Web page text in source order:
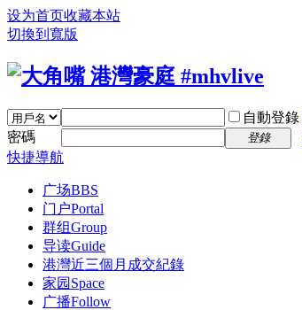
设为首页收藏本站
切換到寬版
自動登錄
密碼
登錄
快捷導航
广场BBS
门户Portal
群组Group
导读Guide
港灣近三個月成交紀錄
家园 Space
广播Follow